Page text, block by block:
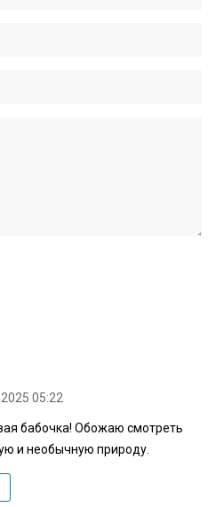
05:22
бабочка! Обожаю смотреть
и необычную природу.